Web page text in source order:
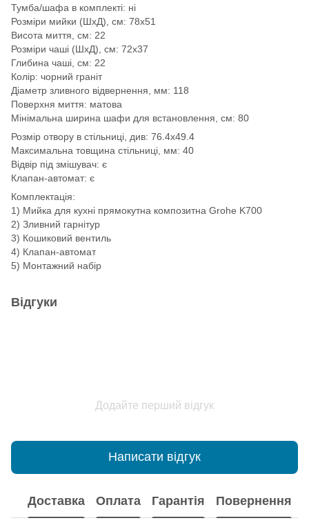
Тумба/шафа в комплекті: ні
Розміри мийки (ШхД), см: 78х51
Висота миття, см: 22
Розміри чаші (ШхД), см: 72х37
Глибина чаші, см: 22
Колір: чорний граніт
Діаметр зливного відвернення, мм: 118
Поверхня миття: матова
Мінімальна ширина шафи для встановлення, см: 80
Розмір отвору в стільниці, див: 76.4х49.4
Максимальна товщина стільниці, мм: 40
Відвір під змішувач: є
Клапан-автомат: є
Комплектація:
1) Мийка для кухні прямокутна композитна Grohe K700
2) Зливний гарнітур
3) Кошиковий вентиль
4) Клапан-автомат
5) Монтажний набір
Відгуки
Додайте перший відгук
Написати відгук
Доставка Оплата Гарантія Повернення